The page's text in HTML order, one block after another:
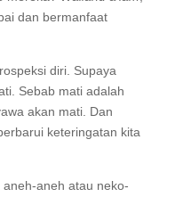
dan bermanfaat
diri. Supaya
Sebab mati adalah
akan mati. Dan
keteringatan kita
aneh atau neko-